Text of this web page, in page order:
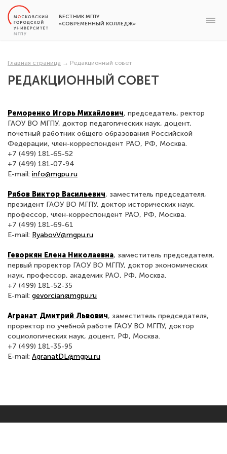
ВЕСТНИК МГПУ
«СОВРЕМЕННЫЙ КОЛЛЕДЖ»
Главная страница → Редакционный совет
РЕДАКЦИОННЫЙ СОВЕТ
Реморенко Игорь Михайлович, председатель, ректор
ГАОУ ВО МГПУ, доктор педагогических наук, доцент,
почетный работник общего образования Российской
Федерации, член-корреспондент РАО, РФ, Москва.
+7 (499) 181-65-52
+7 (499) 181-07-94
E-mail: info@mgpu.ru
Рябов Виктор Васильевич, заместитель председателя,
президент ГАОУ ВО МГПУ, доктор исторических наук,
профессор, член-корреспондент РАО, РФ, Москва.
+7 (499) 181-69-61
E-mail: RyabovV@mgpu.ru
Геворкян Елена Николаевна, заместитель председателя,
первый проректор ГАОУ ВО МГПУ, доктор экономических
наук, профессор, академик РАО, РФ, Москва.
+7 (499) 181-52-35
E-mail: gevorcian@mgpu.ru
Агранат Дмитрий Львович, заместитель председателя,
проректор по учебной работе ГАОУ ВО МГПУ, доктор
социологических наук, доцент, РФ, Москва.
+7 (499) 181-35-95
E-mail: AgranatDL@mgpu.ru